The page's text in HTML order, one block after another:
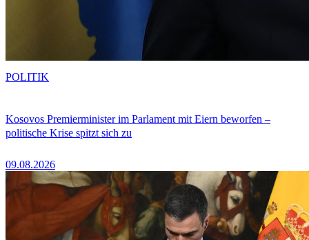
Kosovos Premierminister im Parlament mit Eiern beworfen –
politische Krise spitzt sich zu
09.08.2026
POLITIK